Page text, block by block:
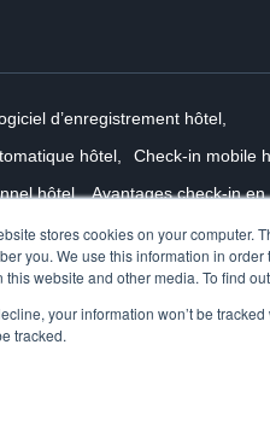
stores cookies on your computer.
you. We use this information in
this website and other media. To find
your information won’t be
tracked.
d’enregistrement hôtel,
hôtel,
Check-in mobile
hôtel,
Avantages check-in
ROI self-service hôtel,